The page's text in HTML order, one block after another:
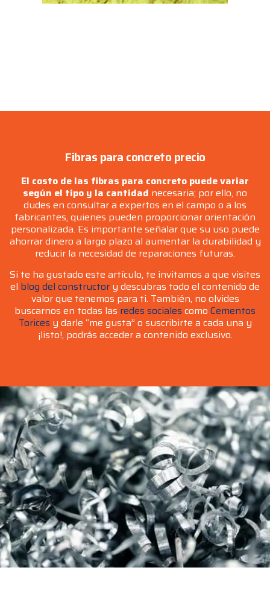
Fibras para concreto precio
El costo de las fibras para concreto puede variar
según el tipo y la cantidad necesaria; por ello, no
dudes en consultar a expertos en el campo o a los
fabricantes, quienes pueden proporcionar orientación
personalizada. Es importante señalar que su uso puede
ahorrar dinero a largo plazo al aumentar la durabilidad y
reducir la necesidad de reparaciones futuras.
Si te ha gustado este artículo, te invitamos a que visites
el blog del constructor y descubras todo el contenido de
valor que tenemos para ti. También, no olvides
buscarnos en todas las redes sociales como Cementos
Torices y darle “me gusta” o suscribirte a cada una y
¡listo!, podrás acceder a contenido exclusivo.